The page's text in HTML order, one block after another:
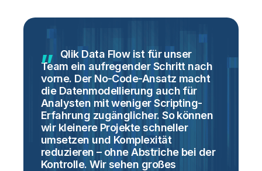
Qlik Data Flow ist für unser
Team ein aufregender Schritt nach
vorne. Der No-Code-Ansatz macht
die Datenmodellierung auch für
Analysten mit weniger Scripting-
Erfahrung zugänglicher. So können
wir kleinere Projekte schneller
umsetzen und Komplexität
reduzieren – ohne Abstriche bei der
Kontrolle. Wir sehen großes